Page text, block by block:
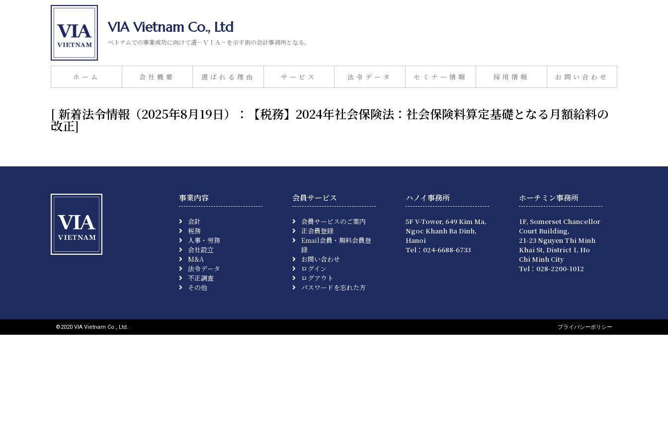
VIA Vietnam Co., Ltd
ベトナムでの事業成功に向けて道－ＶＩＡ－を示す街の会計事務所となる。
ホーム 会社概要 選ばれる理由 サービス 法令データ セミナー情報 採用情報 お問い合わせ
[ 新着法令情報（2025年8月19日）：【税務】2024年社会保険法：社会保険料算定基礎となる月額給料の
改正]
事業内容
会計
税務
人事・労務
会社設立
M&A
法令データ
不正調査
その他
会員サービス
会員サービスのご案内
正会員登録
Email会員・無料会員登
録
お問い合わせ
ログイン
ログアウト
パスワードを忘れた方
ハノイ事務所
5F V-Tower, 649 Kim Ma,
Ngoc Khanh Ba Dinh,
Hanoi
Tel：024-6688-6733
ホーチミン事務所
1F, Somerset Chancellor
Court Building,
21-23 Nguyen Thi Minh
Khai St, District 1, Ho
Chi Minh City
Tel：028-2200-1012
©︎2020 VIA Vietnam Co., Ltd. プライバシーポリシー